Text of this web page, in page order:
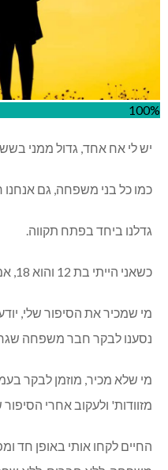
100%
יש לי אח אחד, גדול ממני בשש
כמו כל בני משפחה, גם אנחנו
גדלנו ביחד בפתח תקווה.
כשאני הייתי בת 12 והוא 18, אמא שלנו נפטרה.
מי שמכיר את הסיפור שלי,
נסענו לבקר חבר משפחה
מי שלא מכיר, מוזמן לבקר
מזוודות' ולעקוב אחרי הסיפור
החיים לקחו אותי באופן חד